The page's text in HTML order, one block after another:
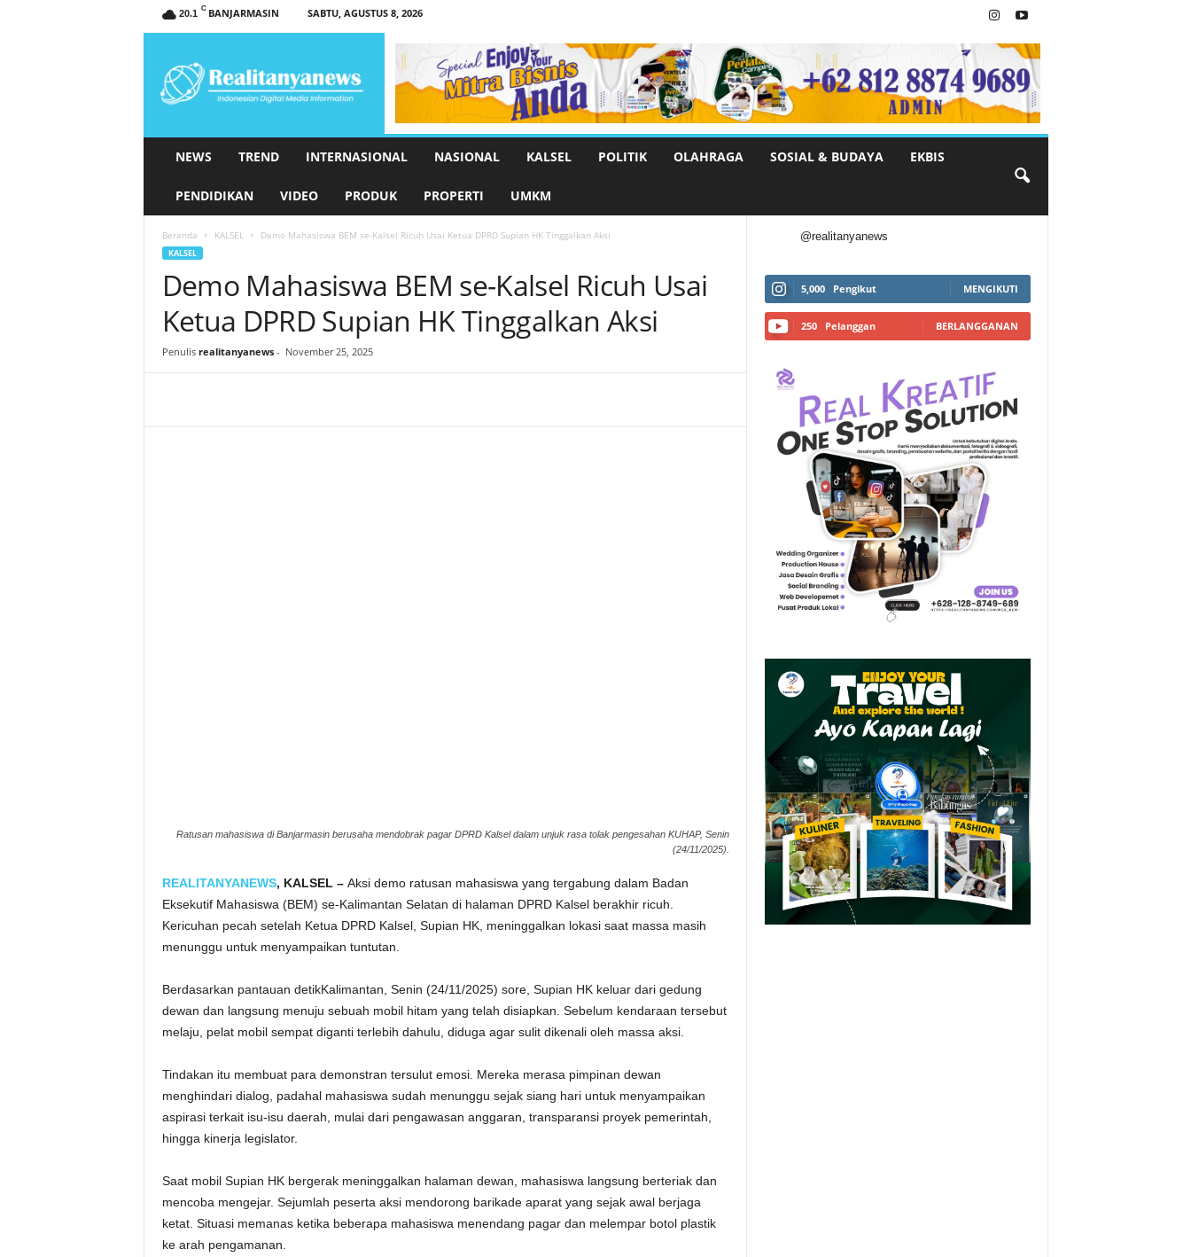
20.1 C BANJARMASIN SABTU, AGUSTUS 8, 2026
t
NEWS TREND INTERNASIONAL NASIONAL KALSEL POLITIK OLAHRAGA SOSIAL & BUDAYA EKBIS
PENDIDIKAN VIDEO PRODUK PROPERTI UMKM
Beranda KALSEL Demo Mahasiswa BEM se-Kalsel Ricuh Usai Ketua DPRD Supian HK Tinggalkan Aksi
KALSEL
Demo Mahasiswa BEM se-Kalsel Ricuh Usai
Ketua DPRD Supian HK Tinggalkan Aksi
Penulis realitanyanews- November 25, 2025
Ratusan mahasiswa di Banjarmasin berusaha mendobrak pagar DPRD Kalsel dalam unjuk rasa tolak pengesahan KUHAP, Senin
(24/11/2025).
REALITANYANEWS, KALSEL – Aksi demo ratusan mahasiswa yang tergabung dalam Badan
Eksekutif Mahasiswa (BEM) se-Kalimantan Selatan di halaman DPRD Kalsel berakhir ricuh.
Kericuhan pecah setelah Ketua DPRD Kalsel, Supian HK, meninggalkan lokasi saat massa masih
menunggu untuk menyampaikan tuntutan.
Berdasarkan pantauan detikKalimantan, Senin (24/11/2025) sore, Supian HK keluar dari gedung
dewan dan langsung menuju sebuah mobil hitam yang telah disiapkan. Sebelum kendaraan tersebut
melaju, pelat mobil sempat diganti terlebih dahulu, diduga agar sulit dikenali oleh massa aksi.
Tindakan itu membuat para demonstran tersulut emosi. Mereka merasa pimpinan dewan
menghindari dialog, padahal mahasiswa sudah menunggu sejak siang hari untuk menyampaikan
aspirasi terkait isu-isu daerah, mulai dari pengawasan anggaran, transparansi proyek pemerintah,
hingga kinerja legislator.
Saat mobil Supian HK bergerak meninggalkan halaman dewan, mahasiswa langsung berteriak dan
mencoba mengejar. Sejumlah peserta aksi mendorong barikade aparat yang sejak awal berjaga
ketat. Situasi memanas ketika beberapa mahasiswa menendang pagar dan melempar botol plastik
ke arah pengamanan.
@realitanyanews
5,000 Pengikut MENGIKUTI
250 Pelanggan BERLANGGANAN